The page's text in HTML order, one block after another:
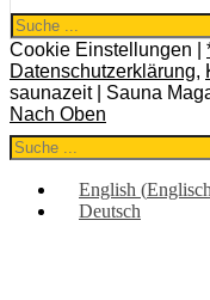
Search
for:
Cookie Einstellungen |
Datenschutzerklärung,
saunazeit | Sauna
Nach Oben
Search
for:
English (Englisch
Deutsch